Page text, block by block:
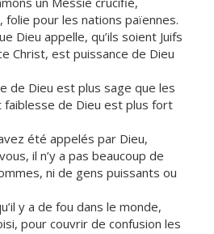
folie pour les nations païennes.
Dieu appelle, qu’ils soient Juifs
Christ, est puissance de Dieu
de Dieu est plus sage que les
de Dieu est plus fort
été appelés par Dieu,
il n’y a pas beaucoup de
ni de gens puissants ou
y a de fou dans le monde,
pour couvrir de confusion les